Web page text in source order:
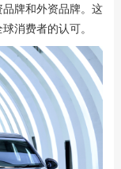
牌和外资品牌。这
消费者的认可。